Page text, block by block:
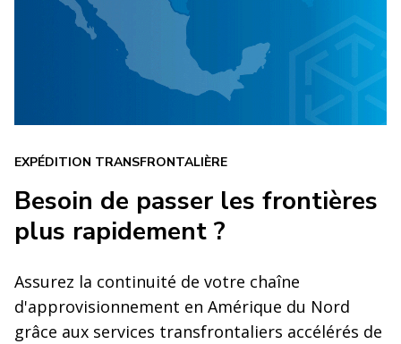
EXPÉDITION TRANSFRONTALIÈRE
Besoin de passer les frontières
plus rapidement ?
Assurez la continuité de votre chaîne
d'approvisionnement en Amérique du Nord
grâce aux services transfrontaliers accélérés de